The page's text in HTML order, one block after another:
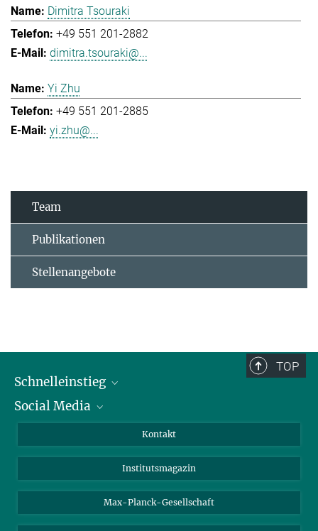
Dimitra Tsouraki
+49 551 201-2882
dimitra.tsouraki@...
Yi Zhu
+49 551 201-2885
yi.zhu@...
Team
Publikationen
Stellenangebote
TOP
Schnelleinstieg
Alumni
Fördernde
Schulen
Social Media
Bluesky
Facebook
YouTube
Kontakt
Institutsmagazin
Max-Planck-Gesellschaft